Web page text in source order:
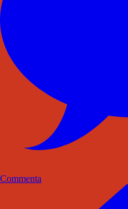
Commenta